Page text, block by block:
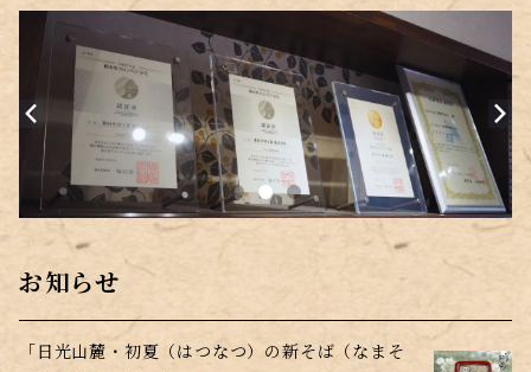
お知らせ
「日光山麓・初夏（はつなつ）の新そば（なまそ